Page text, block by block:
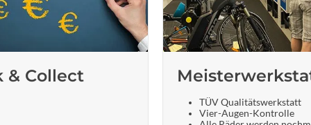
& Collect
TÜV Qualitätswerkstatt
Vier-Augen-Kontrolle